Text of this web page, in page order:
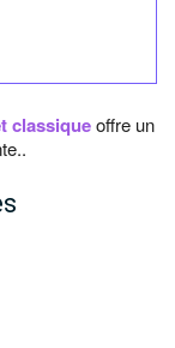
classiqueoffre un